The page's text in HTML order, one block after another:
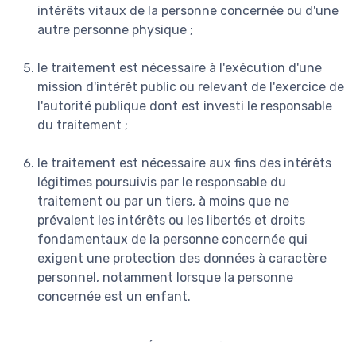
intérêts vitaux de la personne concernée ou d'une
autre personne physique ;
le traitement est nécessaire à l'exécution d'une
mission d'intérêt public ou relevant de l'exercice de
l'autorité publique dont est investi le responsable
du traitement ;
le traitement est nécessaire aux fins des intérêts
légitimes poursuivis par le responsable du
traitement ou par un tiers, à moins que ne
prévalent les intérêts ou les libertés et droits
fondamentaux de la personne concernée qui
exigent une protection des données à caractère
personnel, notamment lorsque la personne
concernée est un enfant.